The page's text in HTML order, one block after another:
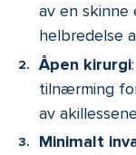
av en
helbredelse
Åpen kirurgi
tilnærming
av
Minimalt